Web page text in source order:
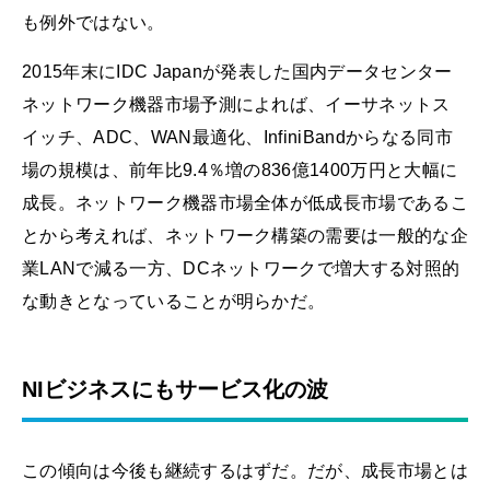
も例外ではない。
2015年末にIDC Japanが発表した国内データセンター
ネットワーク機器市場予測によれば、イーサネットス
イッチ、ADC、WAN最適化、InfiniBandからなる同市
場の規模は、前年比9.4％増の836億1400万円と大幅に
成長。ネットワーク機器市場全体が低成長市場であるこ
とから考えれば、ネットワーク構築の需要は一般的な企
業LANで減る一方、DCネットワークで増大する対照的
な動きとなっていることが明らかだ。
NIビジネスにもサービス化の波
この傾向は今後も継続するはずだ。だが、成長市場とは